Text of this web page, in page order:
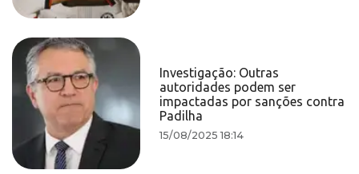
Investigação: Outras
autoridades podem ser
impactadas por sanções contra
Padilha
15/08/2025 18:14